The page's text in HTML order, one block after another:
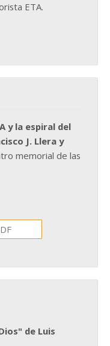
ETA.
y la espiral del
J. Llera y
memorial de las
de Luis